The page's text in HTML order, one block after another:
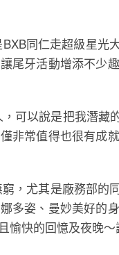
同仁走超級星
尾牙活動增添不少
可以說是把我潛藏
非常值得也很有成
，尤其是廠務部
多姿、曼妙美好的
愉快的回憶及夜晚～